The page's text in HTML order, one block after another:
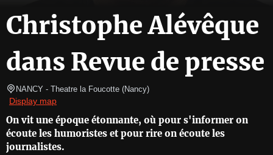
Christophe Alévêque
dans Revue de presse
NANCY - Theatre la Foucotte (Nancy)
Display map
On vit une époque étonnante, où pour s'informer on
écoute les humoristes et pour rire on écoute les
journalistes.